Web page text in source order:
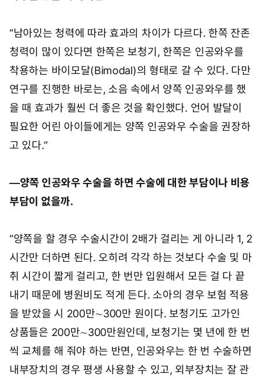
“남아있는 청력에 따라 효과의 차이가 다르다. 한쪽 잔존
청력이 많이 있다면 한쪽은 보청기, 한쪽은 인공와우를
착용하는 바이모달(Bimodal)의 형태로 갈 수 있다. 다만
연구를 진행한 바로는, 소음 속에서 양쪽 인공와우를 했
을 때 효과가 훨씬 더 좋은 것을 확인했다. 언어 발달이
필요한 어린 아이들에게는 양쪽 인공와우 수술을 권장하
고 있다.”
―양쪽 인공와우 수술을 하면 수술에 대한 부담이나 비용
부담이 없을까.
“양쪽을 할 경우 수술시간이 2배가 걸리는 게 아니라 1, 2
시간만 더하면 된다. 오히려 각각 하는 것보다 수술 및 마
취 시간이 짧게 걸리고, 한 번만 입원해서 모든 걸 다 끝
내기 때문에 병원비도 적게 든다. 소아의 경우 보험 적용
을 받았을 시 200만∼300만 원이다. 보청기도 고가인
상품들은 200만∼300만원인데, 보청기는 몇 년에 한 번
씩 교체를 해 줘야 하는 반면, 인공와우는 한 번 수술하면
내부장치의 경우 평생 사용할 수 있고, 외부장치는 잘 관